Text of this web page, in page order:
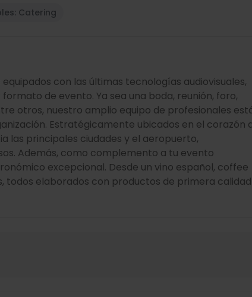
Catering
con las últimas tecnologías audiovisuales,
de evento. Ya sea una boda, reunión, foro,
otros, nuestro amplio equipo de profesionales
Estratégicamente ubicados en el corazón
las principales ciudades y el aeropuerto,
Además, como complemento a tu evento
excepcional. Desde un vino español, coffee
todos elaborados con productos de primera